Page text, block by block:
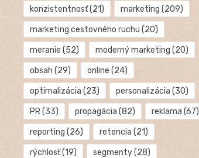
konzistentnosť(21) marketing (209)
marketing cestovného ruchu (20)
meranie (52) moderný marketing (20)
obsah (29) online (24)
optimalizácia (23) personalizácia (30)
PR(33) propagácia (82) reklama (67)
reporting (26) retencia (21)
rýchlosť(19) segmenty(28)